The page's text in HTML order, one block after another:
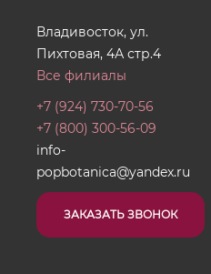
Владивосток, ул.
Пихтовая, 4А стр.4
Все филиалы
+7 (924) 730-70-56
+7 (800) 300-56-09
info-
popbotanica@yandex.ru
ЗАКАЗАТЬ ЗВОНОК